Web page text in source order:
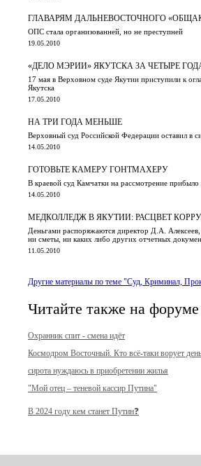
ГЛАВАРЯМ ДАЛЬНЕВОСТОЧНОГО
ОПС стала организованней, но не преступней
19.05.2010
«ДЕЛО МЭРИИ» ЯКУТСКА ЗА ЧЕТЫРЕ
17 мая в Верховном суде Якутии приступили к
Якутска
17.05.2010
НА ТРИ ГОДА МЕНЬШЕ
Верховный суд Российской Федерации оставил в
14.05.2010
ГОТОВЬТЕ КАМЕРУ ГОНТМАХЕРУ
В краевой суд Камчатки на рассмотрение
14.05.2010
МЕДКОЛЛЕДЖ В ЯКУТИИ: РАСЦВЕТ
Деньгами распоряжаются директор Д.А.
ни сметы, ни каких либо других отчетных
11.05.2010
Другие материалы по теме "Суд, Криминал,
Читайте также на форуме
Охранник спит - смена идёт
Космодром Восточный. Кто всё-таки ворует
сирота нуждаюсь в приобретении жилья
"Мой отец – теневой кассир Путина"
В 2024 году кем станет Путин❓